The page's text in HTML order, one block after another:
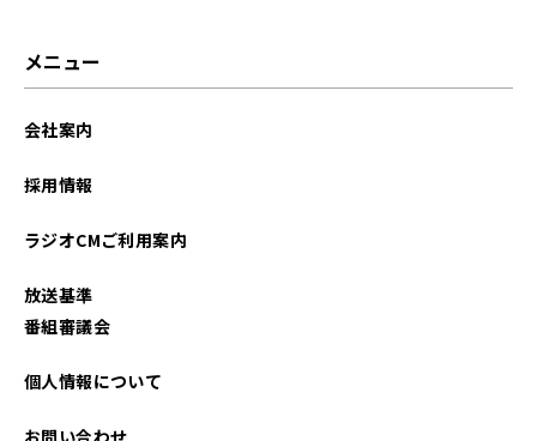
2025年09月
メニュー
会社案内
採用情報
ラジオCMご利用案内
放送基準
番組審議会
個人情報について
お問い合わせ